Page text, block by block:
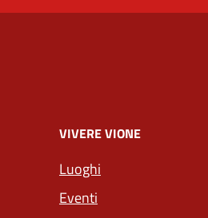
VIVERE VIONE
Luoghi
Eventi